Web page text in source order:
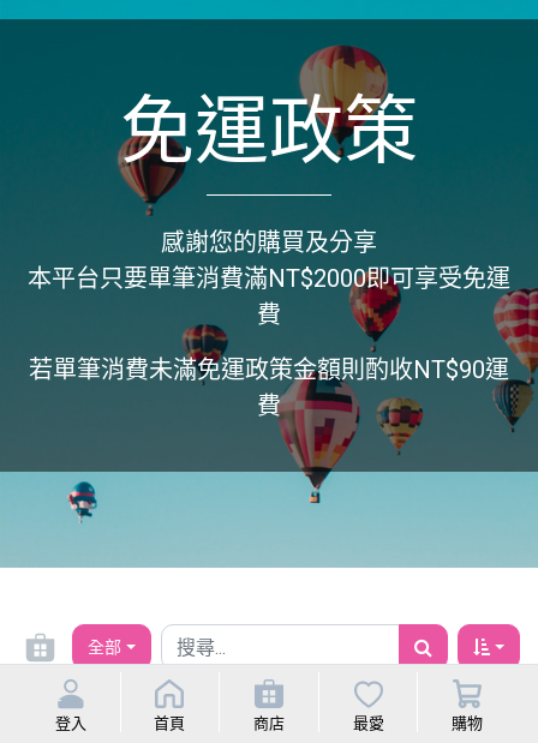
免運政策
感謝您的購買及分享
本平台只要單筆消費滿NT$2000即可享受免運
費
若單筆消費未滿免運政策金額則酌收NT$90運
費
全部
沒有產品
登入 首頁 商店 最愛 購物